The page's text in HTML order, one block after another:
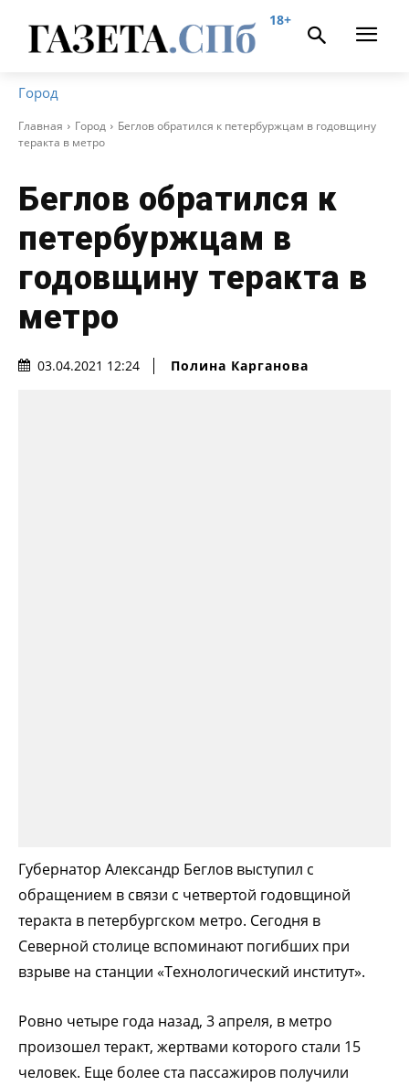
18+
Город
Главная Город
Беглов обратился к петербуржцам в годовщину
теракта в метро
Беглов обратился к
петербуржцам в
годовщину теракта в
метро
03.04.2021 12:24 Полина Карганова
Губернатор Александр Беглов выступил с
обращением в связи с четвертой годовщиной
теракта в петербургском метро. Сегодня в
Северной столице вспоминают погибших при
взрыве на станции «Технологический институт».
Ровно четыре года назад, 3 апреля, в метро
произошел теракт, жертвами которого стали 15
человек. Еще более ста пассажиров получили